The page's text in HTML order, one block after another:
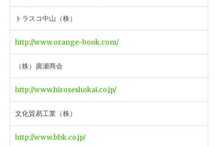
トラスコ中山（株）
http://www.orange-book.com/
（株）廣瀬商会
http://www.hiroseshokai.co.jp/
文化貿易工業（株）
http://www.bbk.co.jp/